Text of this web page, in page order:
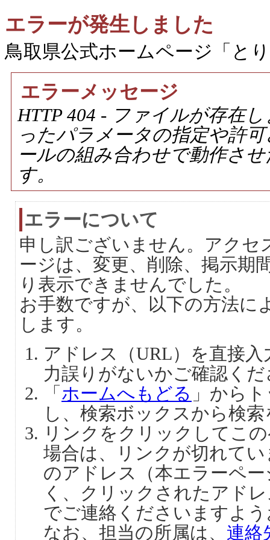
エラーが発生しました
鳥取県公式ホームページ「と
エラーメッセージ
HTTP 404 - ファイルが存在
ったパラメータの指定や許
ールの組み合わせで動作さ
す。
エラーについて
申し訳ございません。アクセ
ージは、変更、削除、掲示期
り表示できませんでした。
お手数ですが、以下の方法に
します。
アドレス（URL）を直接
力誤りがないかご確認く
「 ホームへもどる 」から
し、検索ボックスから検
リンクをクリックしてこ
場合は、リンクが切れて
のアドレス（本エラーペ
く、クリックされたアド
でご連絡くださいますよ
なお、担当の所属は、 連絡